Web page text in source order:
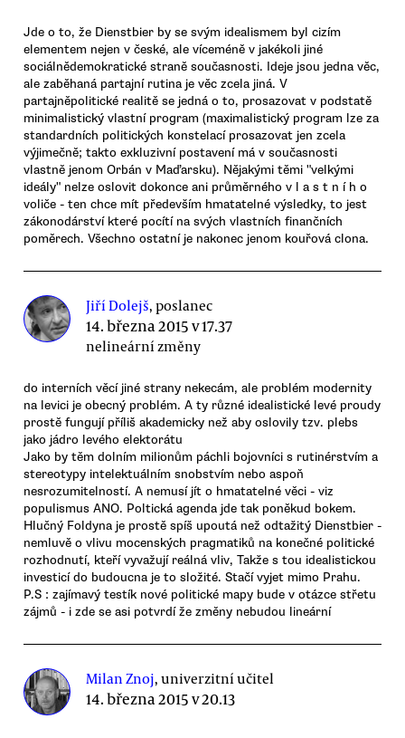
Jde o to, že Dienstbier by se svým idealismem byl cizím
elementem nejen v české, ale víceméně v jakékoli jiné
sociálnědemokratické straně současnosti. Ideje jsou jedna věc,
ale zaběhaná partajní rutina je věc zcela jiná. V
partajněpolitické realitě se jedná o to, prosazovat v podstatě
minimalistický vlastní program (maximalistický program lze za
standardních politických konstelací prosazovat jen zcela
výjimečně; takto exkluzivní postavení má v současnosti
vlastně jenom Orbán v Maďarsku). Nějakými těmi "velkými
ideály" nelze oslovit dokonce ani průměrného v l a s t n í h o
voliče - ten chce mít především hmatatelné výsledky, to jest
zákonodárství které pocítí na svých vlastních finančních
poměrech. Všechno ostatní je nakonec jenom kouřová clona.
Jiří Dolejš, poslanec
14. března 2015 v 17.37
nelineární změny
do interních věcí jiné strany nekecám, ale problém modernity
na levici je obecný problém. A ty různé idealistické levé proudy
prostě fungují příliš akademicky než aby oslovily tzv. plebs
jako jádro levého elektorátu
Jako by těm dolním milionům páchli bojovníci s rutinérstvím a
stereotypy intelektuálním snobstvím nebo aspoň
nesrozumitelností. A nemusí jít o hmatatelné věci - viz
populismus ANO. Poltická agenda jde tak poněkud bokem.
Hlučný Foldyna je prostě spíš upoutá než odtažitý Dienstbier -
nemluvě o vlivu mocenských pragmatiků na konečné politické
rozhodnutí, kteří vyvažují reálná vliv, Takže s tou idealistickou
investicí do budoucna je to složité. Stačí vyjet mimo Prahu.
P.S : zajímavý testík nové politické mapy bude v otázce střetu
zájmů - i zde se asi potvrdí že změny nebudou lineární
Milan Znoj, univerzitní učitel
14. března 2015 v 20.13